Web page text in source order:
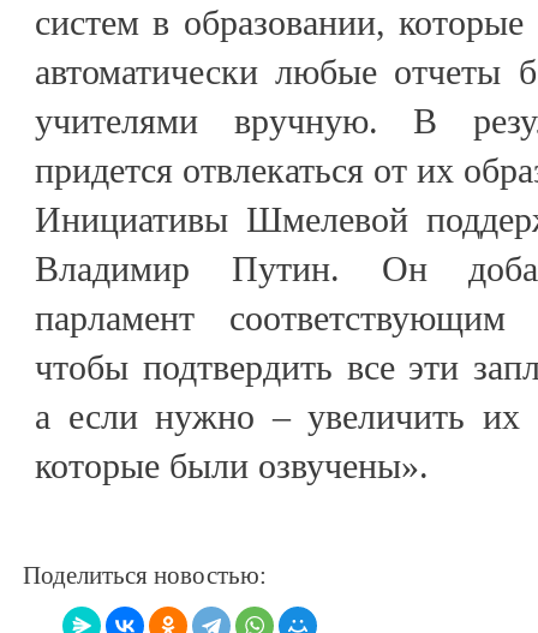
систем в образовании, которые
автоматически любые отчеты
учителями вручную. В
придется отвлекаться от их
Инициативы Шмелевой
Владимир Путин. Он
парламент соответствующим
чтобы подтвердить все эти
а если нужно – увеличить их
которые были озвучены».
Поделиться новостью: